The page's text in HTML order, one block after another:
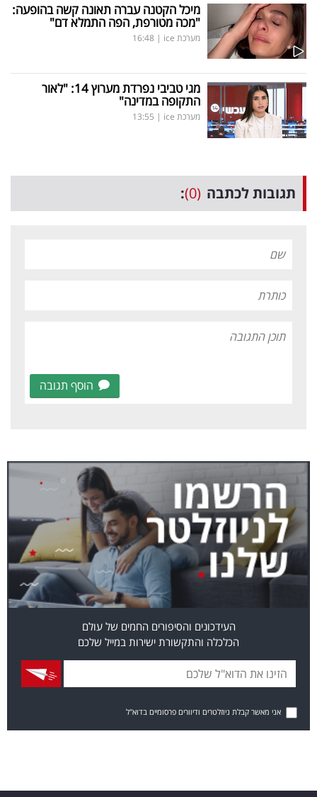
מיכל הקטנה עברה תאונה קשה בהופעה:
"מכה מטורפת, הפה התמלא דם"
מערכת ice |
16:48
מגי טביבי נפרדת מערוץ 14: "לאור
התקופה במדינה"
מערכת ice |
13:55
תגובות לכתבה (0)
:
הוסף תגובה
העידכונים והסיפורים החמים של עולם
הכלכלה והתקשורת ישירות במייל שלכם
אני מאשר קבלת ניוזלטרים ודיוורים פרסומיים בדוא"ל